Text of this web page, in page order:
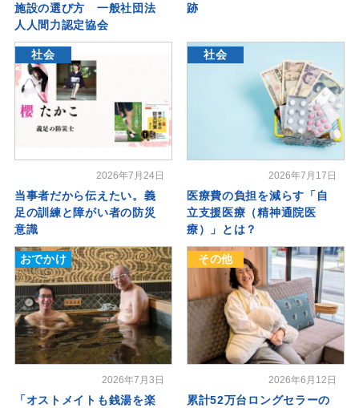
施設の選び方 一般社団法
人人間力認定協会
跡
社会
2026年7月24日
当事者だから伝えたい。義
足の訓練と障がい者の防災
意識
社会
2026年7月17日
医療費の負担を減らす「自
立支援医療（精神通院医
療）」とは？
おでかけ
2026年7月3日
「オストメイトも銭湯を楽
その他
2026年6月12日
累計52万台ロングセラーの